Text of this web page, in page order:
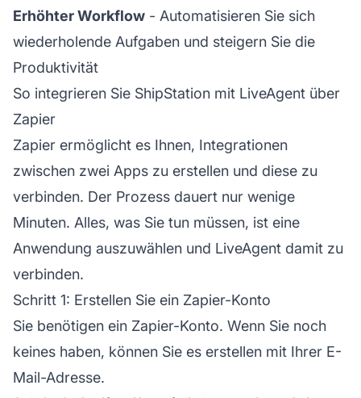
Erhöhter Workflow - Automatisieren Sie sich
wiederholende Aufgaben und steigern Sie die
Produktivität
So integrieren Sie ShipStation mit LiveAgent über
Zapier
Zapier ermöglicht es Ihnen, Integrationen
zwischen zwei Apps zu erstellen und diese zu
verbinden. Der Prozess dauert nur wenige
Minuten. Alles, was Sie tun müssen, ist eine
Anwendung auszuwählen und LiveAgent damit zu
verbinden.
Schritt 1: Erstellen Sie ein Zapier-Konto
Sie benötigen ein Zapier-Konto. Wenn Sie noch
keines haben, können Sie es erstellen mit Ihrer E-
Mail-Adresse.